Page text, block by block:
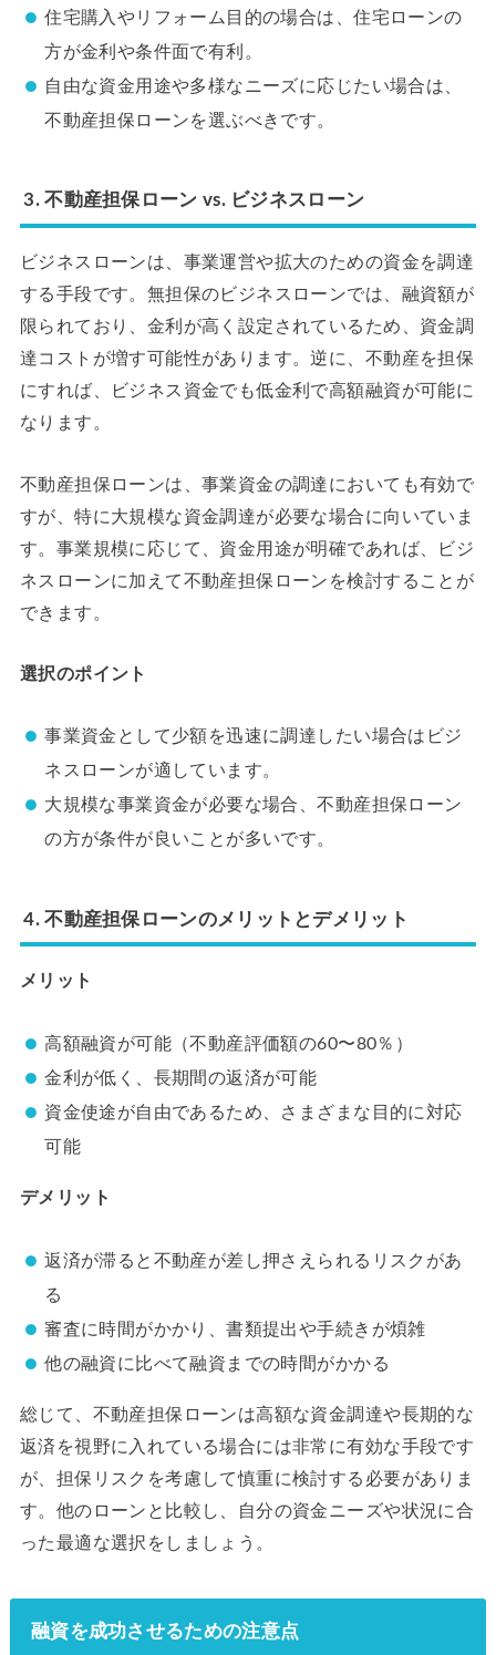
住宅購入やリフォーム目的の場合は、住宅ローンの
方が金利や条件面で有利。
自由な資金用途や多様なニーズに応じたい場合は、
不動産担保ローンを選ぶべきです。
3. 不動産担保ローン vs. ビジネスローン
ビジネスローンは、事業運営や拡大のための資金を調達
する手段です。無担保のビジネスローンでは、融資額が
限られており、金利が高く設定されているため、資金調
達コストが増す可能性があります。逆に、不動産を担保
にすれば、ビジネス資金でも低金利で高額融資が可能に
なります。
不動産担保ローンは、事業資金の調達においても有効で
すが、特に大規模な資金調達が必要な場合に向いていま
す。事業規模に応じて、資金用途が明確であれば、ビジ
ネスローンに加えて不動産担保ローンを検討することが
できます。
選択のポイント
事業資金として少額を迅速に調達したい場合はビジ
ネスローンが適しています。
大規模な事業資金が必要な場合、不動産担保ローン
の方が条件が良いことが多いです。
4. 不動産担保ローンのメリットとデメリット
メリット
高額融資が可能（不動産評価額の60〜80％）
金利が低く、長期間の返済が可能
資金使途が自由であるため、さまざまな目的に対応
可能
デメリット
返済が滞ると不動産が差し押さえられるリスクがあ
る
審査に時間がかかり、書類提出や手続きが煩雑
他の融資に比べて融資までの時間がかかる
総じて、不動産担保ローンは高額な資金調達や長期的な
返済を視野に入れている場合には非常に有効な手段です
が、担保リスクを考慮して慎重に検討する必要がありま
す。他のローンと比較し、自分の資金ニーズや状況に合
った最適な選択をしましょう。
融資を成功させるための注意点